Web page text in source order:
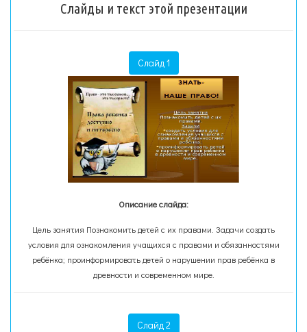
Слайды и текст этой презентации
Слайд 1
Описание слайда:
Цель занятия Познакомить детей с их правами. Задачи создать
условия для ознакомления учащихся с правами и обязанностями
ребёнка; проинформировать детей о нарушении прав ребёнка в
древности и современном мире.
Слайд 2